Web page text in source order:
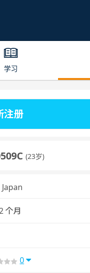
学习
注册
(23岁)
Japan
个月
0